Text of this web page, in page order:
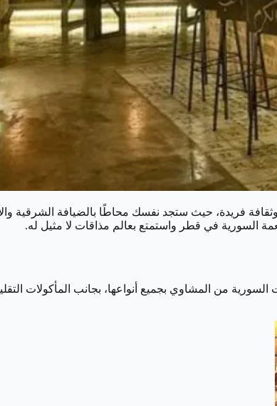
فريدة، حيث ستجد نفسك محاطًا بالضيافة الشرقية
السورية في قطر واستمتع بعالم مذاقات لا مثيل له.
من المشاوي بجميع أنواعها، بجانب المأكولات